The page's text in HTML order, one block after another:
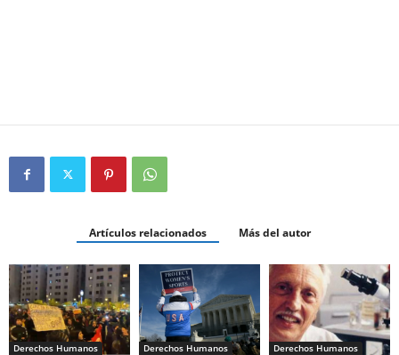
Artículos relacionados Más del autor
Derechos Humanos Derechos Humanos Derechos Humanos